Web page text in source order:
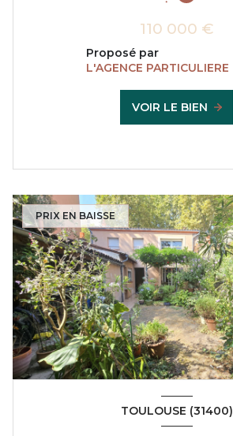
110 000 €
Proposé par
L'AGENCE PARTICULIERE
VOIR LE BIEN
PRIX EN BAISSE
TOULOUSE (31400)